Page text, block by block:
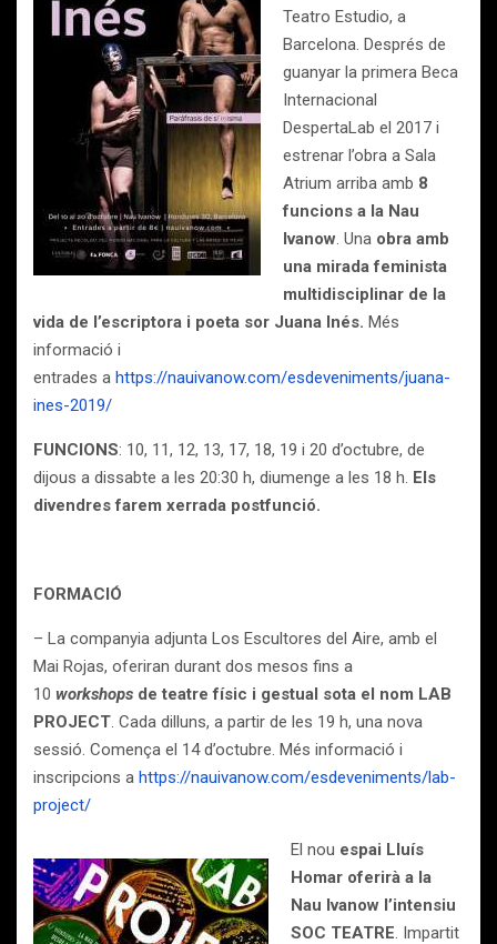
Teatro Estudio, a
Barcelona. Després de
guanyar la primera Beca
Internacional
DespertaLab el 2017 i
estrenar l’obra a Sala
Atrium arriba amb 8
funcions a la Nau
Ivanow. Una obra amb
una mirada feminista
multidisciplinar de la
vida de l’escriptora i poeta sor Juana Inés. Més
informació i
entrades a https://nauivanow.com/esdeveniments/juana-
ines-2019/
FUNCIONS: 10, 11, 12, 13, 17, 18, 19 i 20 d’octubre, de
dijous a dissabte a les 20:30 h, diumenge a les 18 h. Els
divendres farem xerrada postfunció.
FORMACIÓ
– La companyia adjunta Los Escultores del Aire, amb el
Mai Rojas, oferiran durant dos mesos fins a
10 workshops de teatre físic i gestual sota el nom LAB
PROJECT. Cada dilluns, a partir de les 19 h, una nova
sessió. Comença el 14 d’octubre. Més informació i
inscripcions a https://nauivanow.com/esdeveniments/lab-
project/
El nou espai Lluís
Homar oferirà a la
Nau Ivanow l’intensiu
SOC TEATRE. Impartit